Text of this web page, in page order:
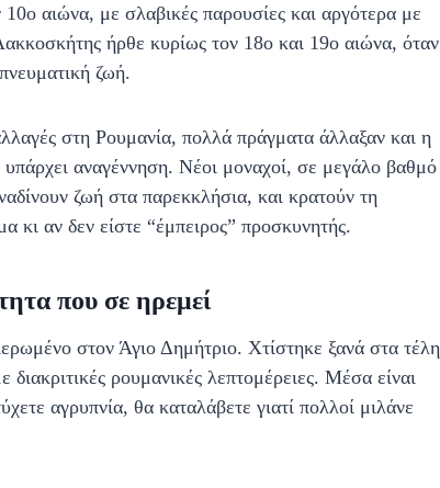
αιώνα, με σλαβικές παρουσίες και αργότερα με
ήρθε κυρίως τον 18ο και 19ο αιώνα, όταν
ζωή.
στη Ρουμανία, πολλά πράγματα άλλαξαν και η
αναγέννηση. Νέοι μοναχοί, σε μεγάλο βαθμό
ζωή στα παρεκκλήσια, και κρατούν τη
κι αν δεν είστε “έμπειρος” προσκυνητής.
που σε ηρεμεί
στον Άγιο Δημήτριο. Χτίστηκε ξανά στα τέλη
ρουμανικές λεπτομέρειες. Μέσα είναι
αγρυπνία, θα καταλάβετε γιατί πολλοί μιλάνε